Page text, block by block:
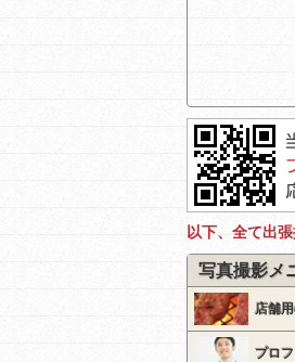
以下、全て出
写真撮影メ
店舗
プロ